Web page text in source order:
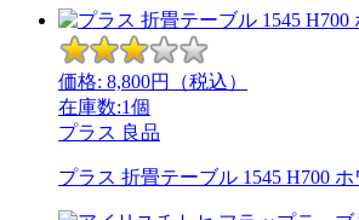
価格: 8,800円（税込）
在庫数:1個
プラス 良品
プラス 折畳テーブル 1545 H700 ホ